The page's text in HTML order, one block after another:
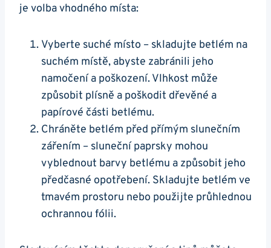
je volba vhodného místa:
Vyberte suché místo – skladujte betlém na
suchém místě, abyste zabránili jeho
namočení a poškození. Vlhkost může
způsobit plísně a poškodit dřevěné a
papírové části betlému.
Chráněte betlém před přímým slunečním
zářením – sluneční paprsky mohou
vyblednout barvy betlému a způsobit jeho
předčasné opotřebení. Skladujte betlém ve
tmavém prostoru nebo použijte průhlednou
ochrannou fólii.